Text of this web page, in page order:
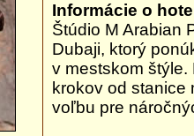
Informácie o
Štúdio M Arabian
Dubaji, ktorý
v mestskom
krokov od stanice
voľbu pre